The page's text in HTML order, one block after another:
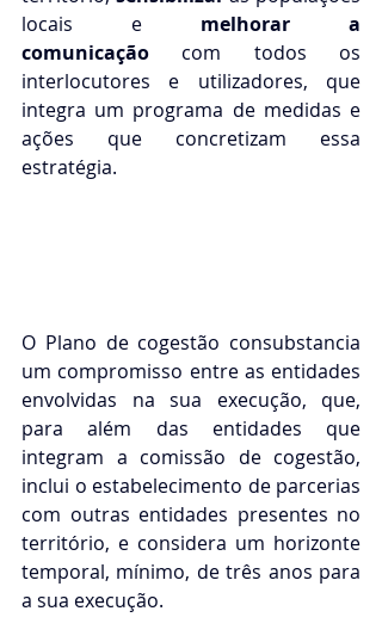
locais e melhorar a
comunicação com todos os
interlocutores e utilizadores, que
integra um programa de medidas e
ações que concretizam essa
estratégia.
O Plano de cogestão consubstancia
um compromisso entre as entidades
envolvidas na sua execução, que,
para além das entidades que
integram a comissão de cogestão,
inclui o estabelecimento de parcerias
com outras entidades presentes no
território, e considera um horizonte
temporal, mínimo, de três anos para
a sua execução.